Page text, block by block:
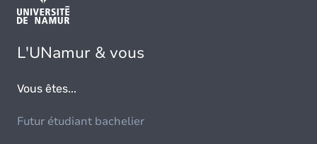
L'UNamur & vous
Vous êtes...
Futur étudiant bachelier